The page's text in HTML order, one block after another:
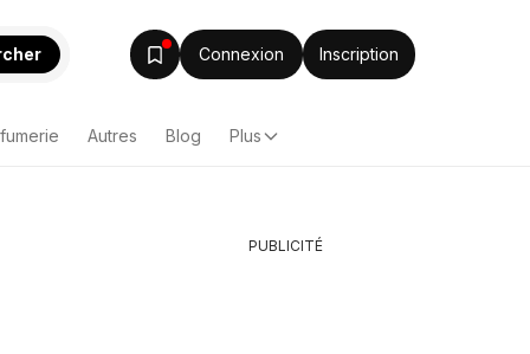
Connexion Inscription
Autres Blog Plus
PUBLICITÉ